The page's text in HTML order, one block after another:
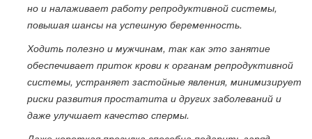
но и налаживает работу репродуктивной системы,
повышая шансы на успешную беременность.
Ходить полезно и мужчинам, так как это занятие
обеспечивает приток крови к органам репродуктивной
системы, устраняет застойные явления, минимизирует
риски развития простатита и других заболеваний и
даже улучшает качество спермы.